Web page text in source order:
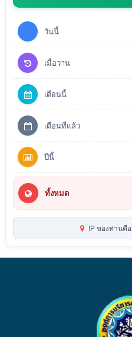
วันนี้
เมื่อวาน
เดือนนี้
เดือนที่แล้ว
ปีนี้
ทั้งหมด
IP ของท่านคือ